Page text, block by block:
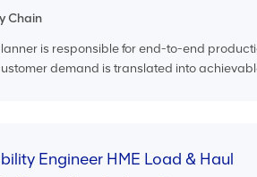
Chain
is responsible for end-to-end
demand is translated into
Engineer HME Load & Haul